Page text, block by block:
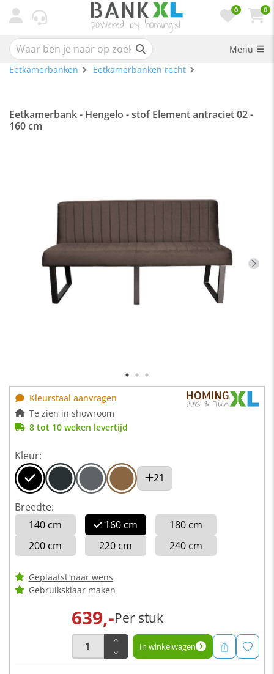
0 0
Menu
Eetkamerbanken
Eetkamerbanken recht
Eetkamerbank - Hengelo - stof Element antraciet 02 -
160 cm
Kleurstaal aanvragen
Te zien in showroom
8 tot 10 weken levertijd
Kleur:
21
Breedte:
140 cm
160 cm
180 cm
200 cm
220 cm 240 cm
Geplaatst naar wens
Gebruiksklaar maken
639,-Per stuk
In winkelwagen